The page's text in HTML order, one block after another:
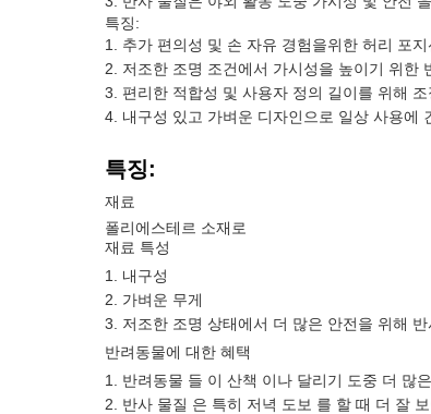
특징:
추가 편의성 및 손 자유 경험을위한 허리 포지
저조한 조명 조건에서 가시성을 높이기 위한
편리한 적합성 및 사용자 정의 길이를 위해
내구성 있고 가벼운 디자인으로 일상 사용에
특징:
재료
폴리에스테르 소재로
재료 특성
내구성
가벼운 무게
저조한 조명 상태에서 더 많은 안전을 위해 반
반려동물에 대한 혜택
반려동물 들 이 산책 이나 달리기 도중 더 많
반사 물질 은 특히 저녁 도보 를 할 때 더 잘